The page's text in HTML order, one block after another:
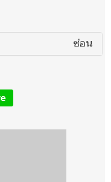
ซ่อน